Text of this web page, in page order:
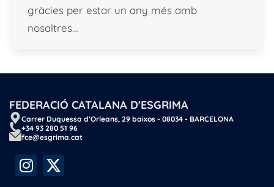
gràcies per estar un any més amb
nosaltres…
FEDERACIÓ CATALANA D'ESGRIMA
Carrer Duquessa d'Orleans, 29 baixos - 08034 - BARCELONA
+34 93 280 51 96
fce@esgrima.cat